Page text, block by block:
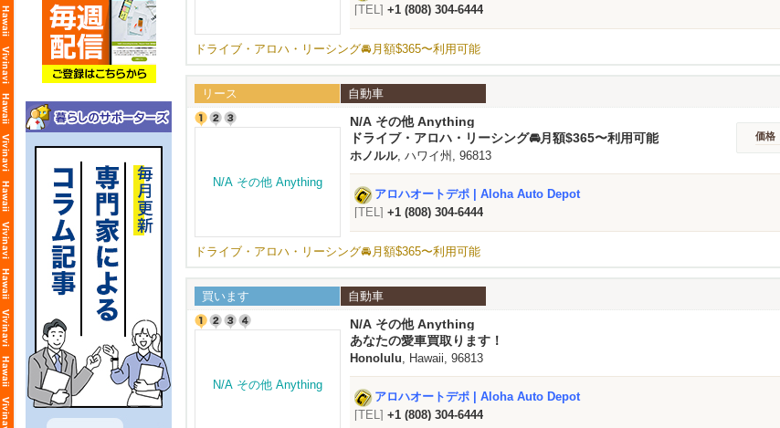
[TEL] +1 (808) 304-6444
ドライブ・アロハ・リーシング🚘️月額$365〜利用可能
リース 自動車
N/A その他 Anything
ドライブ・アロハ・リーシング🚘️月額$365〜利用可能
ホノルル, ハワイ州, 96813
価格
アロハオートデポ | Aloha Auto Depot
[TEL] +1 (808) 304-6444
ドライブ・アロハ・リーシング🚘️月額$365〜利用可能
買います 自動車
N/A その他 Anything
あなたの愛車買取ります！
Honolulu, Hawaii, 96813
アロハオートデポ | Aloha Auto Depot
[TEL] +1 (808) 304-6444